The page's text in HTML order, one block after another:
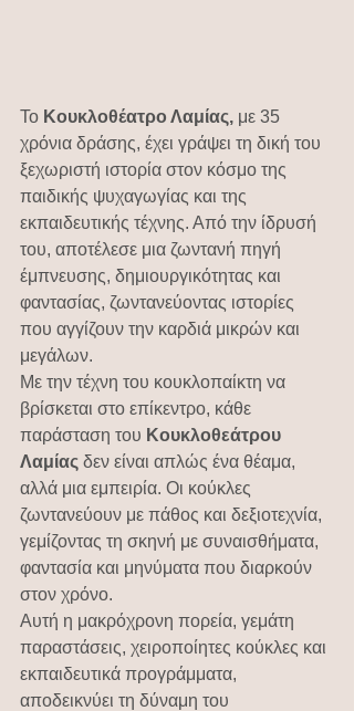
Το Κουκλοθέατρο Λαμίας, με 35
χρόνια δράσης, έχει γράψει τη δική του
ξεχωριστή ιστορία στον κόσμο της
παιδικής ψυχαγωγίας και της
εκπαιδευτικής τέχνης. Από την ίδρυσή
του, αποτέλεσε μια ζωντανή πηγή
έμπνευσης, δημιουργικότητας και
φαντασίας, ζωντανεύοντας ιστορίες
που αγγίζουν την καρδιά μικρών και
μεγάλων.
Με την τέχνη του κουκλοπαίκτη να
βρίσκεται στο επίκεντρο, κάθε
παράσταση του Κουκλοθεάτρου
Λαμίας δεν είναι απλώς ένα θέαμα,
αλλά μια εμπειρία. Οι κούκλες
ζωντανεύουν με πάθος και δεξιοτεχνία,
γεμίζοντας τη σκηνή με συναισθήματα,
φαντασία και μηνύματα που διαρκούν
στον χρόνο.
Αυτή η μακρόχρονη πορεία, γεμάτη
παραστάσεις, χειροποίητες κούκλες και
εκπαιδευτικά προγράμματα,
αποδεικνύει τη δύναμη του